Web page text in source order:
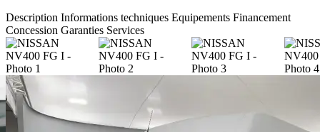
Description Informations techniques Equipements Financement
Concession Garanties Services